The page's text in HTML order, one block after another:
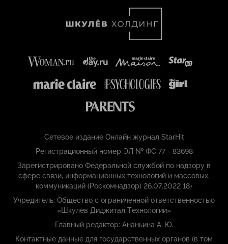
Сетевое издание Онлайн журнал StarHit
Регистрационный номер ЭЛ № ФС 77 - 83698
Зарегистрировано Федеральной службой по надзору в
сфере связи, информационных технологий и массовых,
коммуникаций (Роскомнадзор) 26.07.2022 18+
Учредитель: Общество с ограниченной ответственностью
«Шкулёв Диджитал Технологии»
Главный редактор: Ананьина А. Ю.
Контактные данные для государственных органов (в том